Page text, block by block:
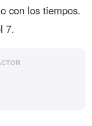
con los tiempos.
7.